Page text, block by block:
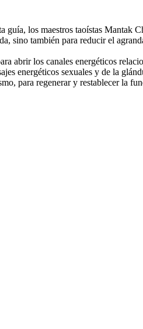
guía, los maestros taoístas
sino también para reducir el
abrir los canales energéticos
energéticos sexuales y de la
para regenerar y restablecer la